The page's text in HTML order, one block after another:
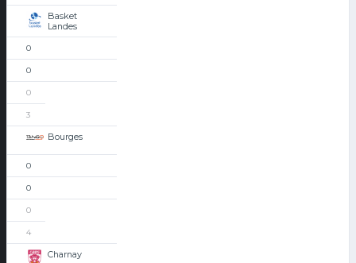
Basket
Landes
0
0
0
3
Bourges
0
0
0
4
Charnay